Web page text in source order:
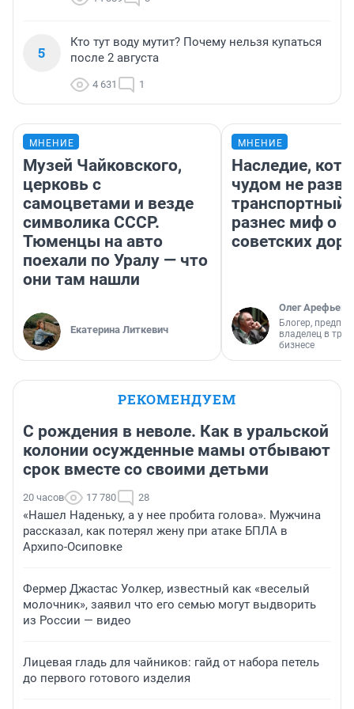
5
Кто тут воду мутит? Почему нельзя купаться
после 2 августа
4 631 1
МНЕНИЕ
Музей Чайковского,
церковь с
самоцветами и везде
символика СССР.
Тюменцы на авто
поехали по Уралу — что
они там нашли
Екатерина Литкевич
МНЕНИЕ
Наследие,
чудом не
транспортный
разнес миф о
советских
Олег Арефьев
Блогер,
владелец в
бизнесе
РЕКОМЕНДУЕМ
С рождения в неволе. Как в уральской
колонии осужденные мамы отбывают
срок вместе со своими детьми
20 часов 17 780 28
«Нашел Наденьку, а у нее пробита голова». Мужчина
рассказал, как потерял жену при атаке БПЛА в
Архипо-Осиповке
Фермер Джастас Уолкер, известный как «веселый
молочник», заявил что его семью могут выдворить
из России — видео
Лицевая гладь для чайников: гайд от набора петель
до первого готового изделия